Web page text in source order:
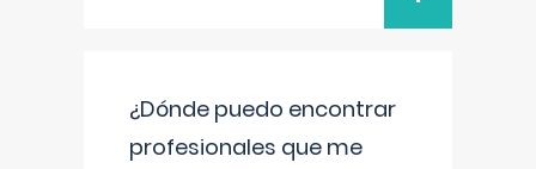
¿Dónde puedo encontrar
profesionales que me